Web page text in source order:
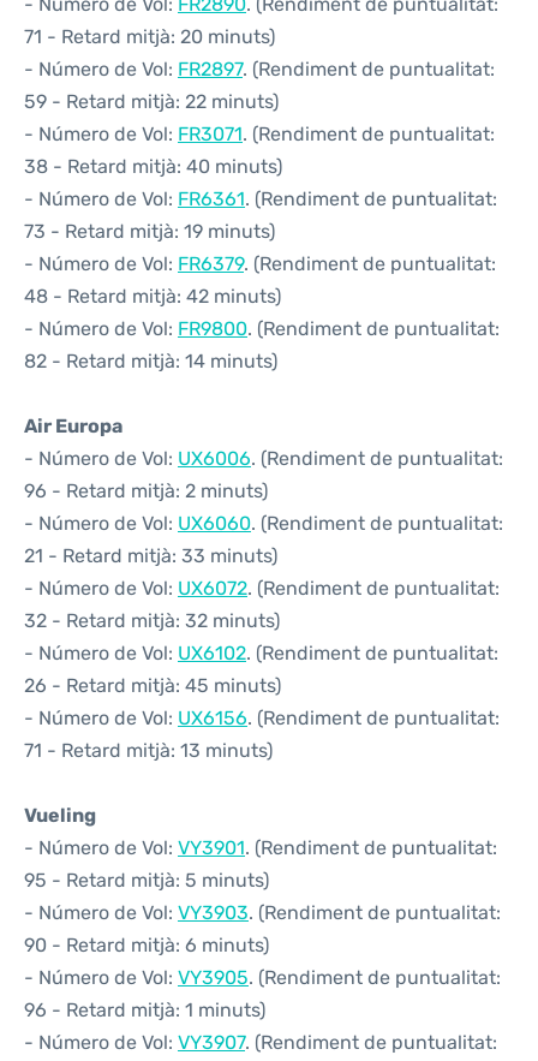
71 - Retard mitjà: 20 minuts)
- Número de Vol: FR2897. (Rendiment de puntualitat:
59 - Retard mitjà: 22 minuts)
- Número de Vol: FR3071. (Rendiment de puntualitat:
38 - Retard mitjà: 40 minuts)
- Número de Vol: FR6361. (Rendiment de puntualitat:
73 - Retard mitjà: 19 minuts)
- Número de Vol: FR6379. (Rendiment de puntualitat:
48 - Retard mitjà: 42 minuts)
- Número de Vol: FR9800. (Rendiment de puntualitat:
82 - Retard mitjà: 14 minuts)
Air Europa
- Número de Vol: UX6006. (Rendiment de puntualitat:
96 - Retard mitjà: 2 minuts)
- Número de Vol: UX6060. (Rendiment de puntualitat:
21 - Retard mitjà: 33 minuts)
- Número de Vol: UX6072. (Rendiment de puntualitat:
32 - Retard mitjà: 32 minuts)
- Número de Vol: UX6102. (Rendiment de puntualitat:
26 - Retard mitjà: 45 minuts)
- Número de Vol: UX6156. (Rendiment de puntualitat:
71 - Retard mitjà: 13 minuts)
Vueling
- Número de Vol: VY3901. (Rendiment de puntualitat:
95 - Retard mitjà: 5 minuts)
- Número de Vol: VY3903. (Rendiment de puntualitat:
90 - Retard mitjà: 6 minuts)
- Número de Vol: VY3905. (Rendiment de puntualitat:
96 - Retard mitjà: 1 minuts)
- Número de Vol: VY3907. (Rendiment de puntualitat: